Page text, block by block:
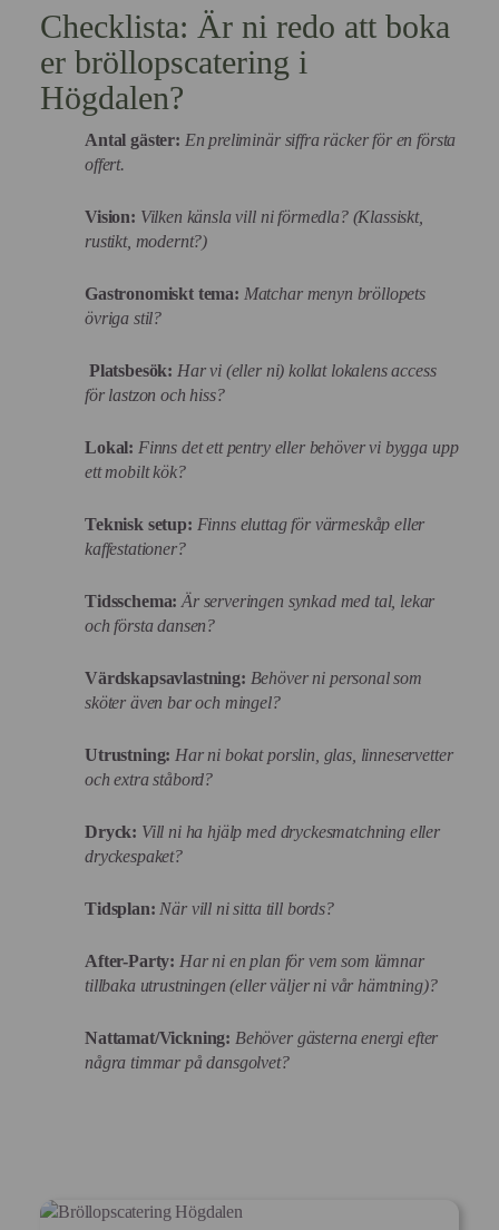
Checklista: Är ni redo att boka
er bröllopscatering i
Högdalen?
Antal gäster: En preliminär siffra räcker för en första
offert.
Vision: Vilken känsla vill ni förmedla? (Klassiskt,
rustikt, modernt?)
Gastronomiskt tema: Matchar menyn bröllopets
övriga stil?
Platsbesök: Har vi (eller ni) kollat lokalens access
för lastzon och hiss?
Lokal: Finns det ett pentry eller behöver vi bygga upp
ett mobilt kök?
Teknisk setup: Finns eluttag för värmeskåp eller
kaffestationer?
Tidsschema: Är serveringen synkad med tal, lekar
och första dansen?
Värdskapsavlastning: Behöver ni personal som
sköter även bar och mingel?
Utrustning: Har ni bokat porslin, glas, linneservetter
och extra ståbord?
Dryck: Vill ni ha hjälp med dryckesmatchning eller
dryckespaket?
Tidsplan: När vill ni sitta till bords?
After-Party: Har ni en plan för vem som lämnar
tillbaka utrustningen (eller väljer ni vår hämtning)?
Nattamat/Vickning: Behöver gästerna energi efter
några timmar på dansgolvet?